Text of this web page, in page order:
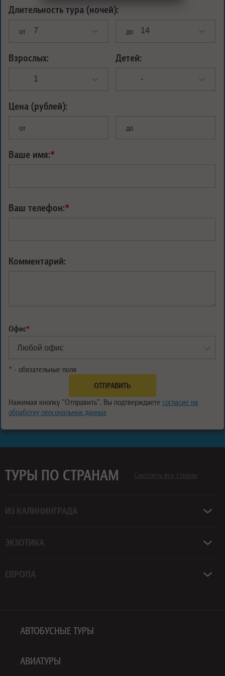
Длительность тура (ночей):
от до
Взрослых: Детей:
Цена (рублей):
от до
Ваше имя:*
Ваш телефон:*
Комментарий:
Офис*
* - обязательные поля
Нажимая кнопку "Отправить", Вы подтверждаете согласие на
обработку персональных данных
ТУРЫ ПО СТРАНАМ Смотреть все страны
ИЗ КАЛИНИНГРАДА
ЭКЗОТИКА
ЕВРОПА
АВТОБУСНЫЕ ТУРЫ
АВИАТУРЫ